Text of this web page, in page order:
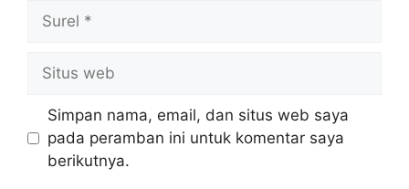
Surel
Situs
web
Simpan nama, email, dan situs web saya
pada peramban ini untuk komentar saya
berikutnya.